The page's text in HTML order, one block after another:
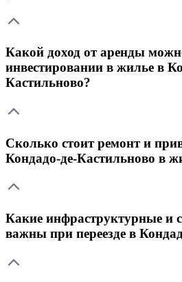
Какой доход от аренды
инвестировании в жилье в
Кастильново?
Сколько стоит ремонт и
Кондадо-де-Кастильново в
Какие инфраструктурные и
важны при переезде в